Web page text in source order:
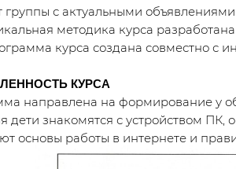
группы с актуальными
методика курса
курса создана совместно с
КУРСА
направлена на формирование у
дети знакомятся с устройством
основы работы в интернете и
и презентациями, что